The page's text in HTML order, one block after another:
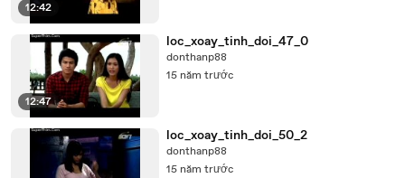
12:42
12:47
loc_xoay_tinh_doi_47_0
donthanp88
15 năm trước
loc_xoay_tinh_doi_50_2
donthanp88
15 năm trước